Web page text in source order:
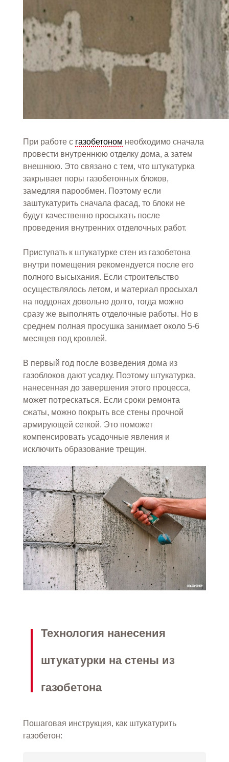
При работе с газобетоном необходимо сначала
провести внутреннюю отделку дома, а затем
внешнюю. Это связано с тем, что штукатурка
закрывает поры газобетонных блоков,
замедляя парообмен. Поэтому если
заштукатурить сначала фасад, то блоки не
будут качественно просыхать после
проведения внутренних отделочных работ.
Приступать к штукатурке стен из газобетона
внутри помещения рекомендуется после его
полного высыхания. Если строительство
осуществлялось летом, и материал просыхал
на поддонах довольно долго, тогда можно
сразу же выполнять отделочные работы. Но в
среднем полная просушка занимает около 5-6
месяцев под кровлей.
В первый год после возведения дома из
газоблоков дают усадку. Поэтому штукатурка,
нанесенная до завершения этого процесса,
может потрескаться. Если сроки ремонта
сжаты, можно покрыть все стены прочной
армирующей сеткой. Это поможет
компенсировать усадочные явления и
исключить образование трещин.
Технология нанесения
штукатурки на стены из
газобетона
Пошаговая инструкция, как штукатурить
газобетон: